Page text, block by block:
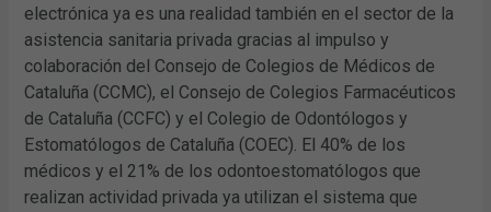
electrónica ya es una realidad también en el sector de la
asistencia sanitaria privada gracias al impulso y
colaboración del Consejo de Colegios de Médicos de
Cataluña (CCMC), el Consejo de Colegios Farmacéuticos
de Cataluña (CCFC) y el Colegio de Odontólogos y
Estomatólogos de Cataluña (COEC). El 40% de los
médicos y el 21% de los odontoestomatólogos que
realizan actividad privada ya utilizan el sistema que